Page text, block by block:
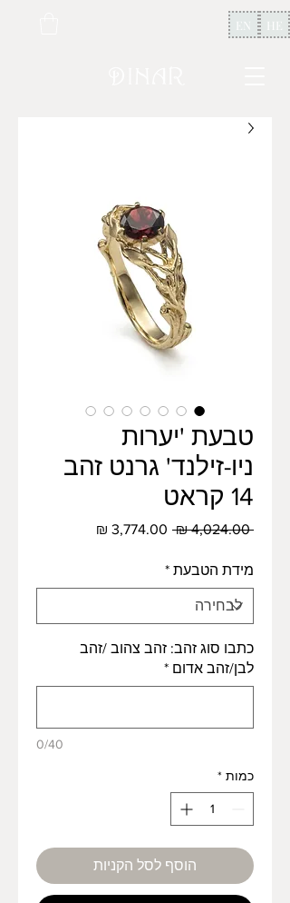
EN HE
טבעת 'יערות
ניו-זילנד' גרנט זהב
14 קראט
‏4,024.00 ‏₪
מחיר
מידת הטבעת *
כתבו סוג זהב: זהב צהוב /זהב
לבן/זהב אדום *
0/40
כמות *
הוסף לסל הקניות